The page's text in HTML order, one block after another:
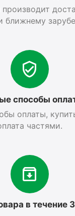
ближнему
способы
оплаты,
частями.
в течение